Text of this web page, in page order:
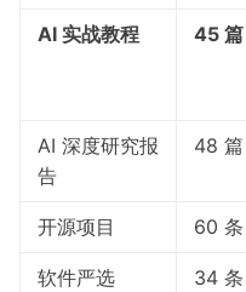
AI 实战教程 45 篇
AI 深度研究报
告
48 篇
开源项目 60 条
软件严选 34 条